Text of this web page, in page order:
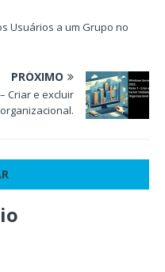
Usuários a um Grupo no
PRÓXIMO
Criar e excluir